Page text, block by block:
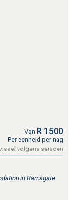
Van R 1500
Per eenheid per nag
volgens seisoen
in Ramsgate